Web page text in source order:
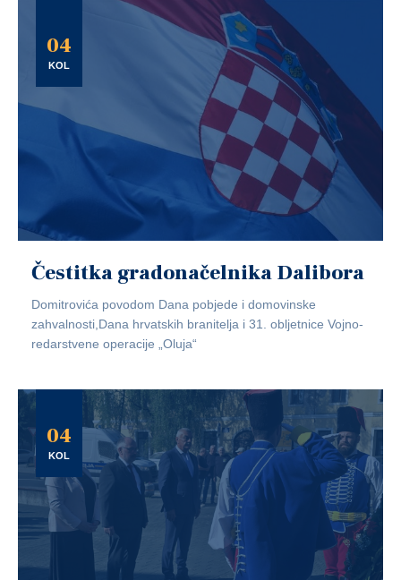
04
KOL
Čestitka gradonačelnika Dalibora
Domitrovića povodom Dana pobjede i domovinske
zahvalnosti,Dana hrvatskih branitelja i 31. obljetnice Vojno-
redarstvene operacije „Oluja“
04
KOL